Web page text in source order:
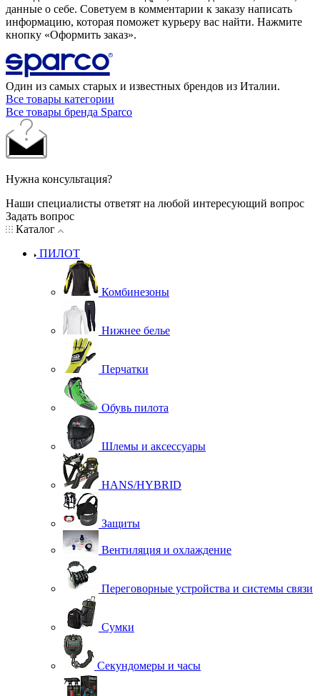
данные о себе. Советуем в комментарии к заказу написать
информацию, которая поможет курьеру вас найти. Нажмите
кнопку «Оформить заказ».
Один из самых старых и известных брендов из Италии.
Все товары категории
Все товары бренда Sparco
Нужна консультация?
Наши специалисты ответят на любой интересующий вопрос
Задать вопрос
Каталог
ПИЛОТ
Комбинезоны
Нижнее белье
Перчатки
Обувь пилота
Шлемы и аксессуары
HANS/HYBRID
Защиты
Вентиляция и охлаждение
Переговорные устройства и системы связи
Сумки
Секундомеры и часы